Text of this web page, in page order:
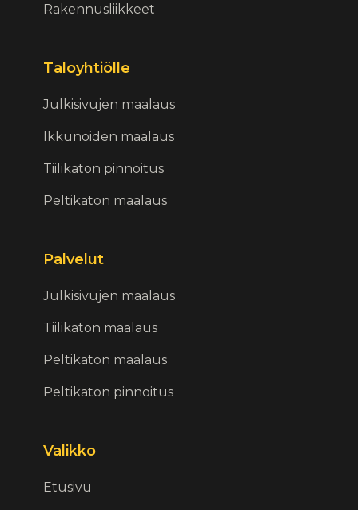
Rakennusliikkeet
Taloyhtiölle
Julkisivujen maalaus
Ikkunoiden maalaus
Tiilikaton pinnoitus
Peltikaton maalaus
Palvelut
Julkisivujen maalaus
Tiilikaton maalaus
Peltikaton maalaus
Peltikaton pinnoitus
Valikko
Etusivu